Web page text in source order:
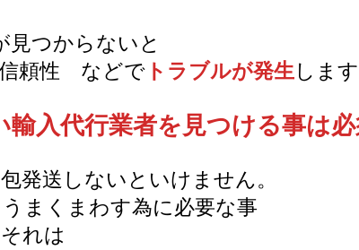
見つからないと
頼性 などでトラブルが発生 します
輸入代行業者を見つける事は
発送しないといけません。
まくまわす為に必要な事
それは